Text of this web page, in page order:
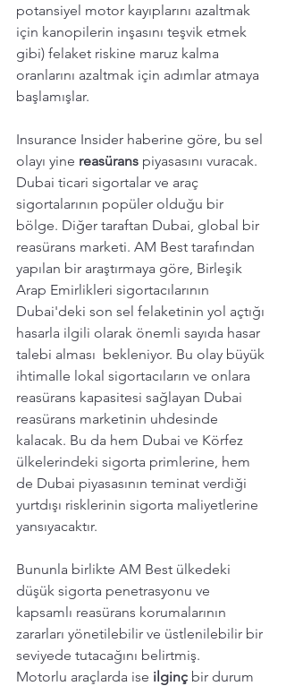
potansiyel motor kayıplarını azaltmak
için kanopilerin inşasını teşvik etmek
gibi) felaket riskine maruz kalma
oranlarını azaltmak için adımlar atmaya
başlamışlar.
Insurance Insider haberine göre, bu sel
olayı yine reasürans piyasasını vuracak.
Dubai ticari sigortalar ve araç
sigortalarının popüler olduğu bir
bölge. Diğer taraftan Dubai, global bir
reasürans marketi. AM Best tarafından
yapılan bir araştırmaya göre, Birleşik
Arap Emirlikleri sigortacılarının
Dubai'deki son sel felaketinin yol açtığı
hasarla ilgili olarak önemli sayıda hasar
talebi alması  bekleniyor. Bu olay büyük
ihtimalle lokal sigortacıların ve onlara
reasürans kapasitesi sağlayan Dubai
reasürans marketinin uhdesinde
kalacak. Bu da hem Dubai ve Körfez
ülkelerindeki sigorta primlerine, hem
de Dubai piyasasının teminat verdiği
yurtdışı risklerinin sigorta maliyetlerine
yansıyacaktır.
Bununla birlikte AM Best ülkedeki
düşük sigorta penetrasyonu ve
kapsamlı reasürans korumalarının
zararları yönetilebilir ve üstlenilebilir bir
seviyede tutacağını belirtmiş.
Motorlu araçlarda ise ilginç bir durum